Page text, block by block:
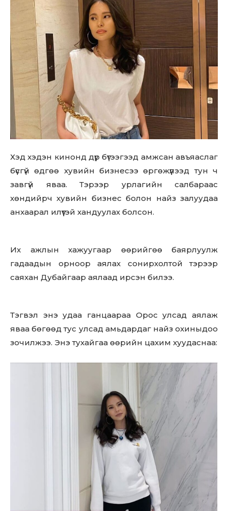
Хэд хэдэн кинонд дүр бүтээгээд амжсан авъяаслаг
бүсгүй өдгөө хувийн бизнесээ өргөжүүлээд тун ч
завгүй яваа. Тэрээр урлагийн салбараас
хөндийрч хувийн бизнес болон найз залуудаа
анхаарал илүүтэй хандуулах болсон.
Их ажлын хажуугаар өөрийгөө баярлуулж
гадаадын орноор аялах сонирхолтой тэрээр
саяхан Дубайгаар аялаад ирсэн билээ.
Тэгвэл энэ удаа ганцаараа Орос улсад аялаж
яваа бөгөөд тус улсад амьдардаг найз охиныдоо
зочилжээ. Энэ тухайгаа өөрийн цахим хуудаснаа: